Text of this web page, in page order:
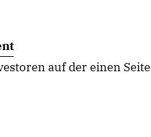
auf der einen Seite